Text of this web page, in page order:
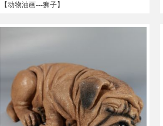
【动物油画---狮子】